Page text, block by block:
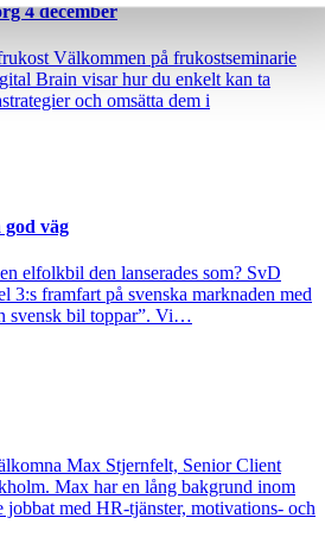
4 december
Välkommen på frukostseminarie
Brain visar hur du enkelt kan ta
och omsätta dem i
god väg
elfolkbil den lanserades som? SvD
3:s framfart på svenska marknaden med
svensk bil toppar”. Vi…
Max Stjernfelt, Senior Client
Max har en lång bakgrund inom
med HR-tjänster, motivations- och